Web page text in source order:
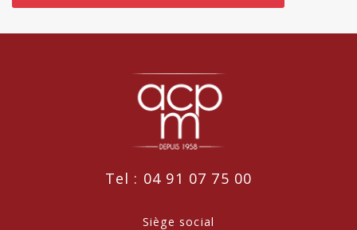
Tel : 04 91 07 75 00
Siège social